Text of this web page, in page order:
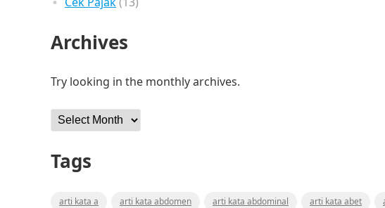
Archives
Try looking in the monthly archives.
Archives
Tags
arti kata a arti kata abdomen arti kata abdominal arti kata abet